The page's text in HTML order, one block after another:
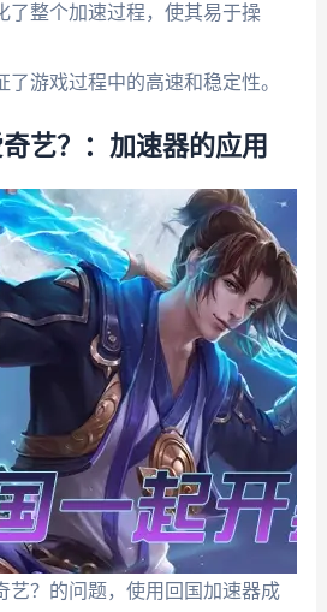
了整个加速过程，使其易于操
了游戏过程中的高速和稳定性。
艺？：加速器的应用
艺？的问题，使用回国加速器成